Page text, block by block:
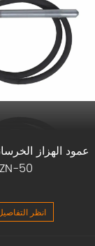
عمود الهزاز
ZN-50
انظر